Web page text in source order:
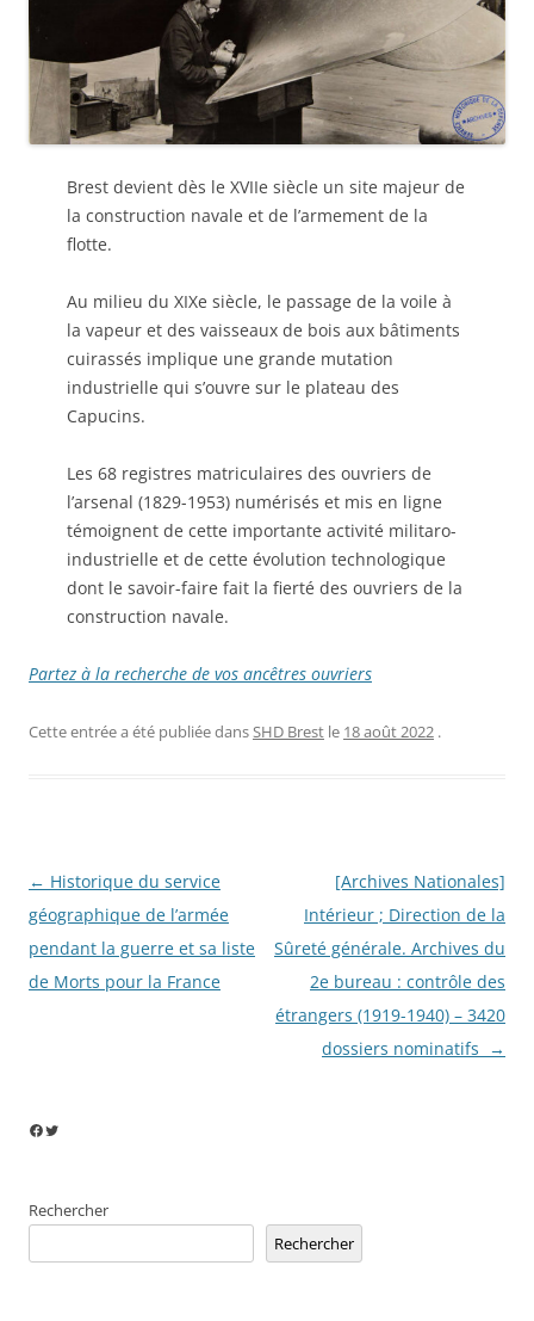
Brest devient dès le XVIIe siècle un site majeur de
la construction navale et de l’armement de la
flotte.
Au milieu du XIXe siècle, le passage de la voile à
la vapeur et des vaisseaux de bois aux bâtiments
cuirassés implique une grande mutation
industrielle qui s’ouvre sur le plateau des
Capucins.
Les 68 registres matriculaires des ouvriers de
l’arsenal (1829-1953) numérisés et mis en ligne
témoignent de cette importante activité militaro-
industrielle et de cette évolution technologique
dont le savoir-faire fait la fierté des ouvriers de la
construction navale.
Partez à la recherche de vos ancêtres ouvriers
Cette entrée a été publiée dans SHD Brest le 18 août 2022 .
Navigation
des
articles
← Historique du service
géographique de l’armée
pendant la guerre et sa liste
de Morts pour la France
[Archives Nationales]
Intérieur ; Direction de la
Sûreté générale. Archives du
2e bureau : contrôle des
étrangers (1919-1940) – 3420
dossiers nominatifs →
Facebook
Twitter
Rechercher
Rechercher